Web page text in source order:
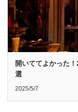
開いててよかった
選
2025/5/7